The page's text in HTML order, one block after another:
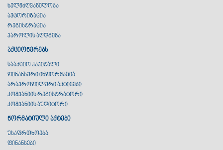
ხელმძღვანელობა
ავტორიზაცია
რეგისტრაცია
პაროლის აღდგენა
აქციონერებს
სააქციო კაპიტალი
ფინანსური ინფორმაცია
არაპროფილური აქტივები
კომპანიის რეგისტრატორი
კომპანიის აუდიტორი
ნორმატიული აქტები
უსაფრთხოება
ფინანსები